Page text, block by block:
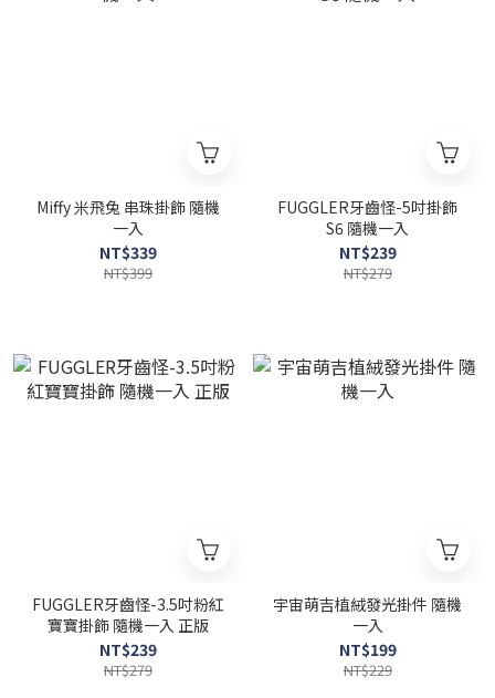
Miffy 米飛兔 串珠掛飾 隨機
一入
NT$339
NT$399
FUGGLER牙齒怪-5吋掛飾
S6 隨機一入
NT$239
NT$279
FUGGLER牙齒怪-3.5吋粉紅
寶寶掛飾 隨機一入 正版
NT$239
NT$279
宇宙萌吉植絨發光掛件 隨機
一入
NT$199
NT$229